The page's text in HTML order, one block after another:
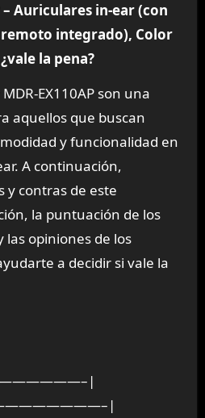
– Auriculares in-ear (con
integrado), Color
la pena?
EX110AP son una
aquellos que buscan
y funcionalidad en
A continuación,
y contras de este
la puntuación de los
las opiniones de los
a decidir si vale la